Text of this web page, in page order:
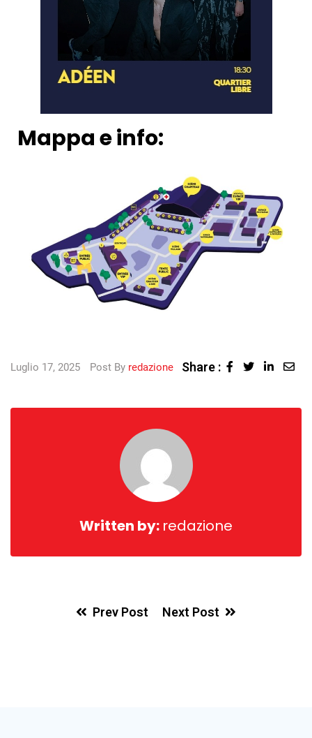
Mappa e info:
Luglio 17, 2025 Post By redazione Share :
Written by: redazione
Prev Post Next Post